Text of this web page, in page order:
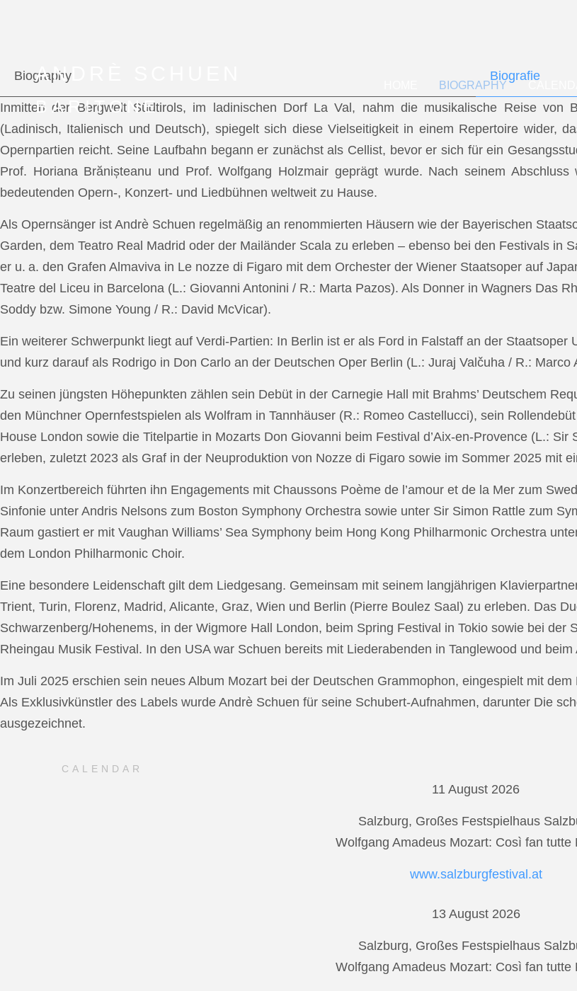
ANDRÈ SCHUEN
BARITONE
BIOGRAPHY
Biography Biografie
Inmitten der Bergwelt Südtirols, im ladinischen Dorf La Val, nahm die musikalische Reise von
(Ladinisch, Italienisch und Deutsch), spiegelt sich diese Vielseitigkeit in einem Repertoire wider,
Opernpartien reicht. Seine Laufbahn begann er zunächst als Cellist, bevor er sich für ein
Prof. Horiana Brănișteanu und Prof. Wolfgang Holzmair geprägt wurde. Nach seinem
bedeutenden Opern-, Konzert- und Liedbühnen weltweit zu Hause.
Als Opernsänger ist Andrè Schuen regelmäßig an renommierten Häusern wie der Bayerischen
Garden, dem Teatro Real Madrid oder der Mailänder Scala zu erleben – ebenso bei den Festivals in
er u. a. den Grafen Almaviva in Le nozze di Figaro mit dem Orchester der Wiener Staatsoper auf
Teatre del Liceu in Barcelona (L.: Giovanni Antonini / R.: Marta Pazos). Als Donner in Wagners Das
Soddy bzw. Simone Young / R.: David McVicar).
Ein weiterer Schwerpunkt liegt auf Verdi-Partien: In Berlin ist er als Ford in Falstaff an der
und kurz darauf als Rodrigo in Don Carlo an der Deutschen Oper Berlin (L.: Juraj Valčuha / R.: Marco
Zu seinen jüngsten Höhepunkten zählen sein Debüt in der Carnegie Hall mit Brahms’ Deutschem
den Münchner Opernfestspielen als Wolfram in Tannhäuser (R.: Romeo Castellucci), sein
House London sowie die Titelpartie in Mozarts Don Giovanni beim Festival d’Aix-en-Provence (L.:
erleben, zuletzt 2023 als Graf in der Neuproduktion von Nozze di Figaro sowie im Sommer 2025 mit
Im Konzertbereich führten ihn Engagements mit Chaussons Poème de l’amour et de la Mer zum
Sinfonie unter Andris Nelsons zum Boston Symphony Orchestra sowie unter Sir Simon Rattle zum
Raum gastiert er mit Vaughan Williams’ Sea Symphony beim Hong Kong Philharmonic Orchestra
dem London Philharmonic Choir.
Eine besondere Leidenschaft gilt dem Liedgesang. Gemeinsam mit seinem langjährigen
Trient, Turin, Florenz, Madrid, Alicante, Graz, Wien und Berlin (Pierre Boulez Saal) zu erleben. Das
Schwarzenberg/Hohenems, in der Wigmore Hall London, beim Spring Festival in Tokio sowie bei
Rheingau Musik Festival. In den USA war Schuen bereits mit Liederabenden in Tanglewood und
Im Juli 2025 erschien sein neues Album Mozart bei der Deutschen Grammophon, eingespielt mit
Als Exklusivkünstler des Labels wurde Andrè Schuen für seine Schubert-Aufnahmen, darunter Die
ausgezeichnet.
CALENDAR
11 August 2026
Salzburg, Großes Festspielhaus
Wolfgang Amadeus Mozart: Così fan tutte
www.salzburgfestival.at
13 August 2026
Salzburg, Großes Festspielhaus
Wolfgang Amadeus Mozart: Così fan tutte